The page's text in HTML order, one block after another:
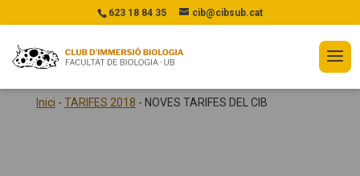
623 18 84 35 cib@cibsub.cat
Inici - TARIFES 2018 - NOVES TARIFES DEL CIB